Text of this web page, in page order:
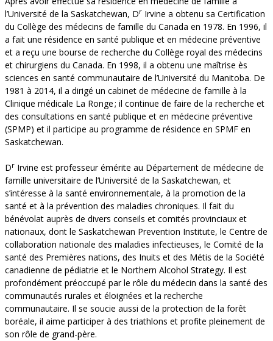
l’Université de la Saskatchewan, Dr Irvine a obtenu sa Certification
du Collège des médecins de famille du Canada en 1978. En 1996, il
a fait une résidence en santé publique et en médecine préventive
et a reçu une bourse de recherche du Collège royal des médecins
et chirurgiens du Canada. En 1998, il a obtenu une maîtrise ès
sciences en santé communautaire de l’Université du Manitoba. De
1981 à 2014, il a dirigé un cabinet de médecine de famille à la
Clinique médicale La Ronge ; il continue de faire de la recherche et
des consultations en santé publique et en médecine préventive
(SPMP) et il participe au programme de résidence en SPMF en
Saskatchewan.
Dr Irvine est professeur émérite au Département de médecine de
famille universitaire de l’Université de la Saskatchewan, et
s’intéresse à la santé environnementale, à la promotion de la
santé et à la prévention des maladies chroniques. Il fait du
bénévolat auprès de divers conseils et comités provinciaux et
nationaux, dont le Saskatchewan Prevention Institute, le Centre de
collaboration nationale des maladies infectieuses, le Comité de la
santé des Premières nations, des Inuits et des Métis de la Société
canadienne de pédiatrie et le Northern Alcohol Strategy. Il est
profondément préoccupé par le rôle du médecin dans la santé des
communautés rurales et éloignées et la recherche
communautaire. Il se soucie aussi de la protection de la forêt
boréale, il aime participer à des triathlons et profite pleinement de
son rôle de grand-père.